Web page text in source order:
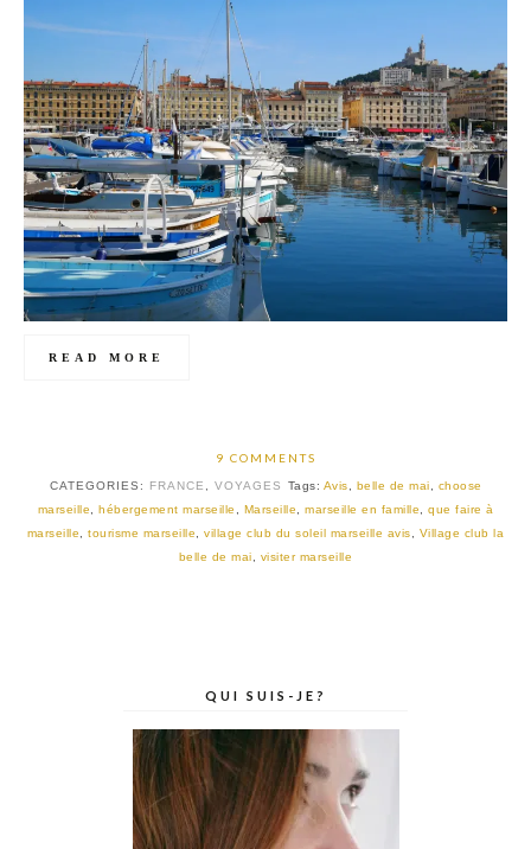
READ MORE
9 COMMENTS
CATEGORIES: FRANCE VOYAGES Tags: Avis belle de mai
choose
marseille
hébergement marseille Marseille marseille en famille
que faire à
marseille
,tourisme marseille ,village club du soleil marseille avis
Village club la
belle de mai
visiter marseille
QUI SUIS-JE?